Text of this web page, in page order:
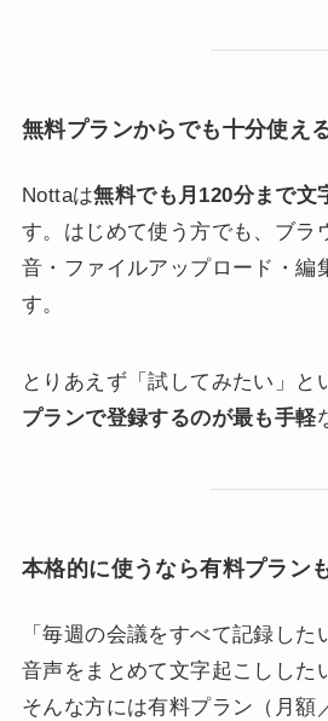
無料プランからでも十分使え
Nottaは無料でも月120分まで文
す。はじめて使う方でも、ブラ
音・ファイルアップロード・編
す。
とりあえず「試してみたい」と
プランで登録するのが最も手軽
本格的に使うなら有料プラン
「毎週の会議をすべて記録し
音声をまとめて文字起こしした
そんな方には有料プラン（月額